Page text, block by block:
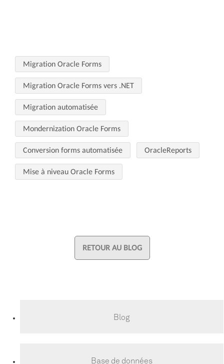
Migration Oracle Forms
Migration Oracle Forms vers .NET
Migration automatisée
Mondernization Oracle Forms
Conversion forms automatisée OracleReports
Mise à niveau Oracle Forms
RETOUR AU BLOG
Blog
Base de données